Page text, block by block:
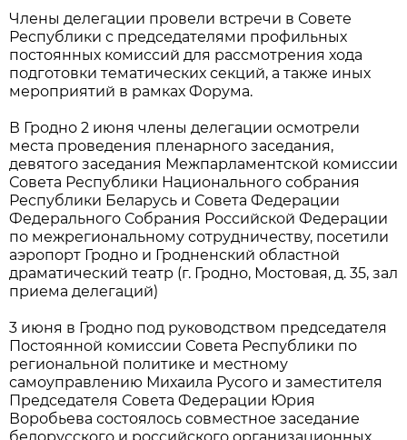
Члены делегации провели встречи в Совете
Республики с председателями профильных
постоянных комиссий для рассмотрения хода
подготовки тематических секций, а также иных
мероприятий в рамках Форума.
В Гродно 2 июня члены делегации осмотрели
места проведения пленарного заседания,
девятого заседания Межпарламентской комиссии
Совета Республики Национального собрания
Республики Беларусь и Совета Федерации
Федерального Собрания Российской Федерации
по межрегиональному сотрудничеству, посетили
аэропорт Гродно и Гродненский областной
драматический театр (г. Гродно, Мостовая, д. 35, зал
приема делегаций)
3 июня в Гродно под руководством председателя
Постоянной комиссии Совета Республики по
региональной политике и местному
самоуправлению Михаила Русого и заместителя
Председателя Совета Федерации Юрия
Воробьева состоялось совместное заседание